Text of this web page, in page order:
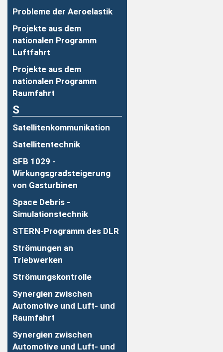
Probleme der Aeroelastik
Projekte aus dem
nationalen Programm
Luftfahrt
Projekte aus dem
nationalen Programm
Raumfahrt
S
Satellitenkommunikation
Satellitentechnik
SFB 1029 -
Wirkungsgradsteigerung
von Gasturbinen
Space Debris -
Simulationstechnik
STERN-Programm des DLR
Strömungen an
Triebwerken
Strömungskontrolle
Synergien zwischen
Automotive und Luft- und
Raumfahrt
Synergien zwischen
Automotive und Luft- und